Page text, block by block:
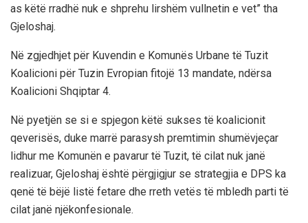
as këtë rradhë nuk e shprehu lirshëm vullnetin e vet” tha
Gjeloshaj.
Në zgjedhjet për Kuvendin e Komunës Urbane të Tuzit
Koalicioni për Tuzin Evropian fitojë 13 mandate, ndërsa
Koalicioni Shqiptar 4.
Në pyetjën se si e spjegon këtë sukses të koalicionit
qeverisës, duke marrë parasysh premtimin shumëvjeçar
lidhur me Komunën e pavarur të Tuzit, të cilat nuk janë
realizuar, Gjeloshaj është përgjigjur se strategjia e DPS ka
qenë të bëjë listë fetare dhe rreth vetës të mbledh parti të
cilat janë njëkonfesionale.